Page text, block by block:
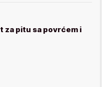
za pitu sa povrćem i